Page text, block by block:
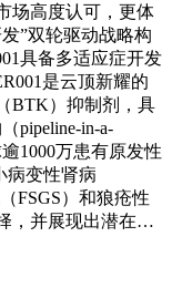
场高度认可，更体
”双轮驱动战略构
具备多适应症开发
是云顶新耀的
BTK）抑制剂，具
pipeline-in-a-
1000万患有原发性
病变性肾病
FSGS）和狼疮性
，并展现出潜在…